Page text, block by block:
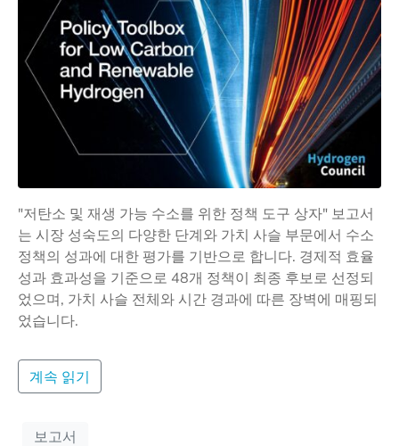
"저탄소 및 재생 가능 수소를 위한 정책 도구 상자" 보고서
는 시장 성숙도의 다양한 단계와 가치 사슬 부문에서 수소
정책의 성과에 대한 평가를 기반으로 합니다. 경제적 효율
성과 효과성을 기준으로 48개 정책이 최종 후보로 선정되
었으며, 가치 사슬 전체와 시간 경과에 따른 장벽에 매핑되
었습니다.
계속 읽기
보고서